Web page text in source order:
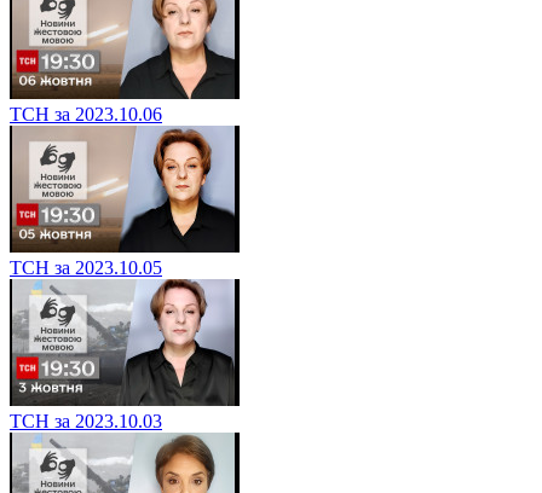
ТСН за 2023.10.06
ТСН за 2023.10.05
ТСН за 2023.10.03